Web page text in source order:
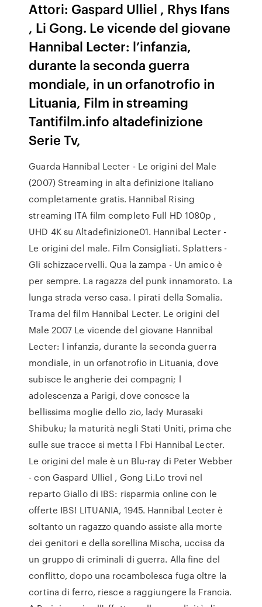
Attori: Gaspard Ulliel , Rhys Ifans
, Li Gong. Le vicende del giovane
Hannibal Lecter: l’infanzia,
durante la seconda guerra
mondiale, in un orfanotrofio in
Lituania, Film in streaming
Tantifilm.info altadefinizione
Serie Tv,
Guarda Hannibal Lecter - Le origini del Male
(2007) Streaming in alta definizione Italiano
completamente gratis. Hannibal Rising
streaming ITA film completo Full HD 1080p ,
UHD 4K su Altadefinizione01. Hannibal Lecter -
Le origini del male. Film Consigliati. Splatters -
Gli schizzacervelli. Qua la zampa - Un amico è
per sempre. La ragazza del punk innamorato. La
lunga strada verso casa. I pirati della Somalia.
Trama del film Hannibal Lecter. Le origini del
Male 2007 Le vicende del giovane Hannibal
Lecter: l infanzia, durante la seconda guerra
mondiale, in un orfanotrofio in Lituania, dove
subisce le angherie dei compagni; l
adolescenza a Parigi, dove conosce la
bellissima moglie dello zio, lady Murasaki
Shibuku; la maturità negli Stati Uniti, prima che
sulle sue tracce si metta l Fbi Hannibal Lecter.
Le origini del male è un Blu-ray di Peter Webber
- con Gaspard Ulliel , Gong Li.Lo trovi nel
reparto Giallo di IBS: risparmia online con le
offerte IBS! LITUANIA, 1945. Hannibal Lecter è
soltanto un ragazzo quando assiste alla morte
dei genitori e della sorellina Mischa, uccisa da
un gruppo di criminali di guerra. Alla fine del
conflitto, dopo una rocambolesca fuga oltre la
cortina di ferro, riesce a raggiungere la Francia.